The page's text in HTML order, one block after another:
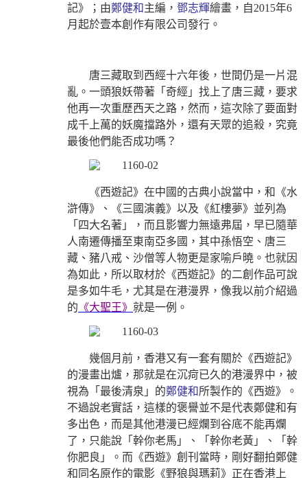
記》；由鄭健和主編， 鄧志輝繪畫，自2015年6
月起於壹本創作有限公司發行。
唐三藏取到西經十六年後，世間仍是一片混
亂。一頭狼妖帶著「奇經」找上了唐三藏，要求
他再一次重歷西天之路，然而，這次除了要面對
成千上萬的妖魔擋路外，還有天眾的追殺，究竟
最後他們能否成功嗎？
《西遊記》在中國的古典小說當中，和《水
滸傳》、《三國演義》以及《紅樓夢》並列為
「四大名著」，而且影響力無遠弗屆，早已隨華
人南遷傳播至東南亞多國，其中孫悟空、唐三
藏、豬八戒、沙僧等人物更是家喻戶曉。也就因
為如此，所以取材於《西遊記》的二創作品可說
是多如牛毛，尤其是在港漫界，像我以前介紹過
的 《大聖王》 就是一例。
幾個月前，香港又有一套有關於《西遊記》
的漫畫出爐，那就是在沉疴已久的港漫界中，被
視為「最後清泉」的鄭健和所製作的《西遊》。
不過說老實話，這樣的褒譽並不是代表鄭健和有
多出色，而是其他港漫已經爛到谷底不能再爛
了，只能說「幹你老馬」、「幹你老黃」、「幹
你肥良」。而《西遊》創刊當時，剛好翻拍鄭健
和同名原作的電影《野狼與瑪莉》正在香港上